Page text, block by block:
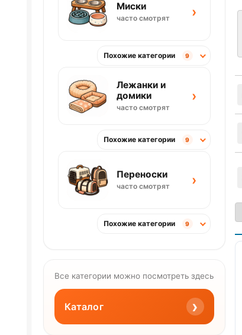
Миски
часто смотрят ›
Похожие категории 9
Лежанки и
домики
часто смотрят
›
Похожие категории 9
Переноски
часто смотрят ›
Похожие категории 9
Все категории можно посмотреть здесь
Каталог ›